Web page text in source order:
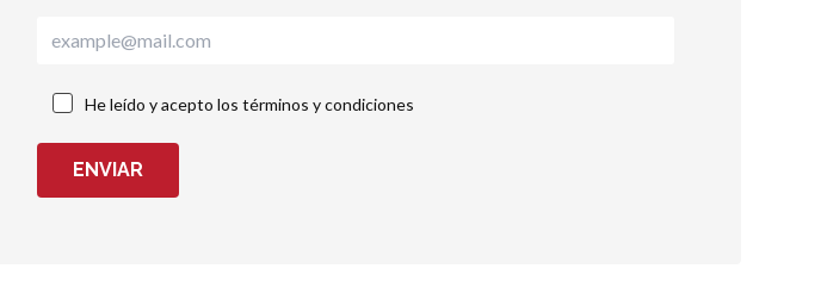
He leído y acepto los términos y condiciones
ENVIAR